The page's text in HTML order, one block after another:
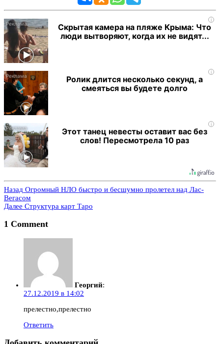
i
Скрытая камера на пляже Крыма: Что
люди вытворяют, когда их не видят...
i
Ролик длится несколько секунд, а
смеяться вы будете долго
i
Этот танец невесты оставит вас без
слов! Пересмотрела 10 раз
Назад Огромный НЛО быстро и бесшумно пролетел над Лас-
Вегасом
Далее Структура карт Таро
1 Comment
Георгий:
27.12.2019 в 14:02
прелестно,прелестно
Ответить